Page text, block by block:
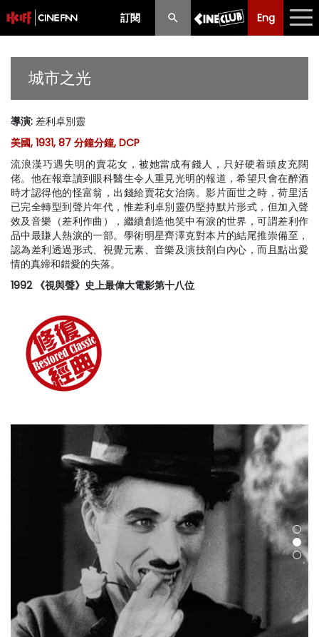
訂閱 Eng
Eng 中文
節目
購票須知
優惠計劃
前期節目
城市之光
導演: 差利卓別靈
美國, 1931, 87 分鐘分鐘, DCP
流浪漢巧遇失明的賣花女，被她當成有錢人，只好硬着頭皮充闊
佬。他在報章讀到眼科醫生令人重見光明的報道，希望只會在醉酒
時才認得他的怪富翁，出錢給賣花女治病。影片面世之時，荷里活
已完全轉型到聲片年代，惟差利卓別靈仍堅持默片形式，但加入聲
效及音樂（差利作曲），繼續創造他笑中有淚的世界，可謂差利作
品中最賺人熱淚的一部。學術明星齊澤克對本片的結尾推崇備至，
認為差利透過形式、視覺元素、音樂及演技剖白內心，而且點出愛
情的真締和錯愛的失落。
1992 《視與聲》史上最偉大電影第十八位